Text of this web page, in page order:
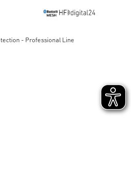
- Professional Line